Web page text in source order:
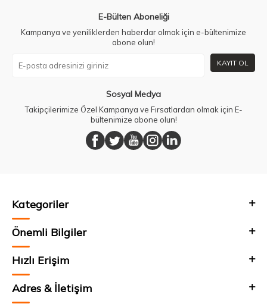
E-Bülten Aboneliği
Kampanya ve yeniliklerden haberdar olmak için e-bültenimize
abone olun!
KAYIT OL
Sosyal Medya
Takipçilerimize Özel Kampanya ve Fırsatlardan olmak için E-
bültenimize abone olun!
Kategoriler
Önemli Bilgiler
Hızlı Erişim
Adres & İletişim